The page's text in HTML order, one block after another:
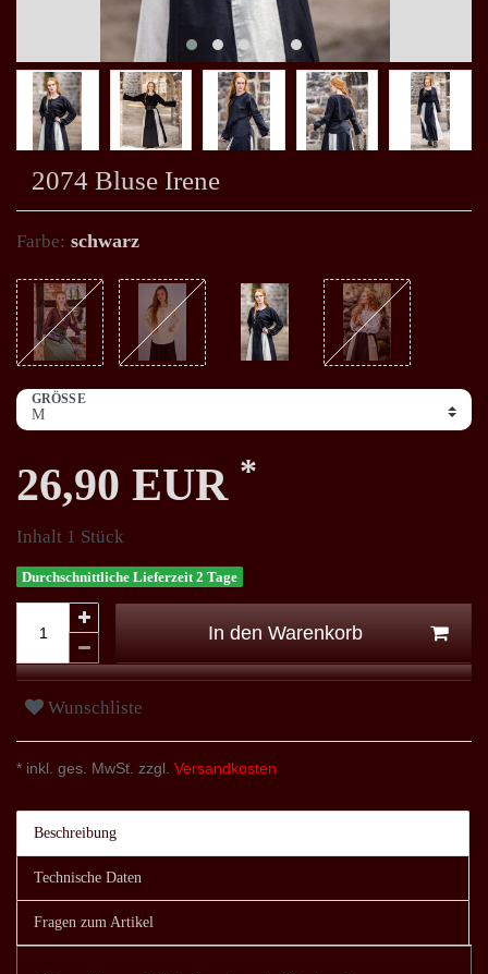
2074 Bluse Irene
Farbe: schwarz
GRÖSSE
26,90 EUR *
Inhalt 1 Stück
Durchschnittliche Lieferzeit 2 Tage
In den Warenkorb
Wunschliste
* inkl. ges. MwSt. zzgl. Versandkosten
Beschreibung
Technische Daten
Fragen zum Artikel